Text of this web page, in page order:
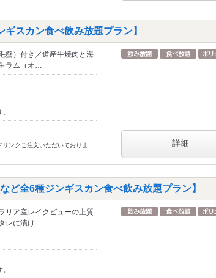
スカン食べ飲み放題プラン】
蟹）付き／道産牛焼肉と海
ラム（オ…
ンクご注文いただいておりま
詳細
ど全6種ジンギスカン食べ飲み放題プラン】
リア産レイクビューの上質
レに漬け…